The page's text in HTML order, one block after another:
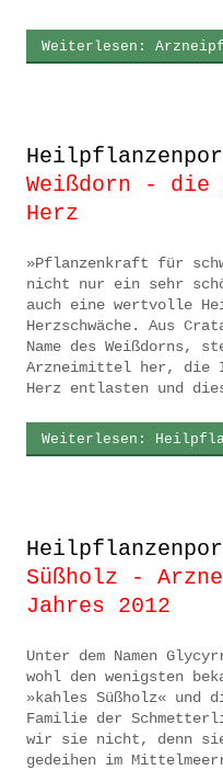
Datenschutz
Weiterlesen:
Weißdorn -
Herz
»Pflanzenkraft für
nicht nur ein sehr
auch eine wertvolle
Herzschwäche. Aus
Name des
Arzneimittel her, die
Herz entlasten und
Weiterlesen:
Süßholz -
Jahres 2012
Unter dem Namen
wohl den wenigsten
»kahles Süßholz« und
Familie der
wir sie nicht, denn
gedeihen im